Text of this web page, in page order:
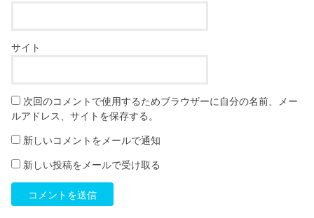
サイト
次回のコメントで使用するためブラウザーに自分の名前、メー
ルアドレス、サイトを保存する。
新しいコメントをメールで通知
新しい投稿をメールで受け取る